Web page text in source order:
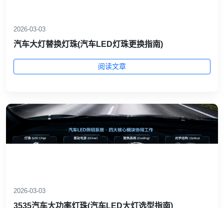
2026-03-03
汽车大灯替换灯珠(汽车LED灯珠更换指南)
阅读文章
2026-03-03
3535汽车大功率灯珠(汽车LED大灯选型指南)